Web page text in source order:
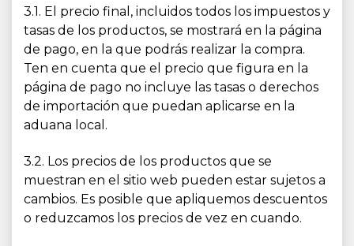
3.1. El precio final, incluidos todos los impuestos y
tasas de los productos, se mostrará en la página
de pago, en la que podrás realizar la compra.
Ten en cuenta que el precio que figura en la
página de pago no incluye las tasas o derechos
de importación que puedan aplicarse en la
aduana local.
3.2. Los precios de los productos que se
muestran en el sitio web pueden estar sujetos a
cambios. Es posible que apliquemos descuentos
o reduzcamos los precios de vez en cuando.